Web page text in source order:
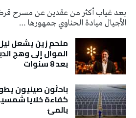
بعد غياب أكثر من عقدين عن مسرح
الأجيال ميادة الحناوي جمهورها …
ملحم زين يشعل
الموال إلى وهج
بعد 8 سنوات
باحثون صينيون
بالمئ